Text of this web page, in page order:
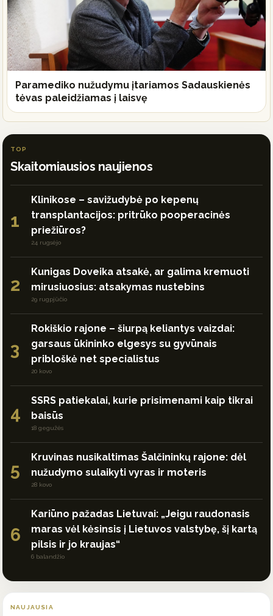
Paramediko nužudymu įtariamos Sadauskienės
tėvas paleidžiamas į laisvę
TOP
Skaitomiausios naujienos
1
Klinikose – savižudybė po kepenų
transplantacijos: pritrūko pooperacinės
priežiūros?
24 rugsėjo
2
Kunigas Doveika atsakė, ar galima kremuoti
mirusiuosius: atsakymas nustebins
29 rugpjūčio
3
Rokiškio rajone – šiurpą keliantys vaizdai:
garsaus ūkininko elgesys su gyvūnais
pribloškė net specialistus
20 kovo
4
SSRS patiekalai, kurie prisimenami kaip tikrai
baisūs
18 gegužės
5
Kruvinas nusikaltimas Šalčininkų rajone: dėl
nužudymo sulaikyti vyras ir moteris
28 kovo
6
Kariūno pažadas Lietuvai: „Jeigu raudonasis
maras vėl kėsinsis į Lietuvos valstybę, šį kartą
pilsis ir jo kraujas“
6 balandžio
NAUJAUSIA